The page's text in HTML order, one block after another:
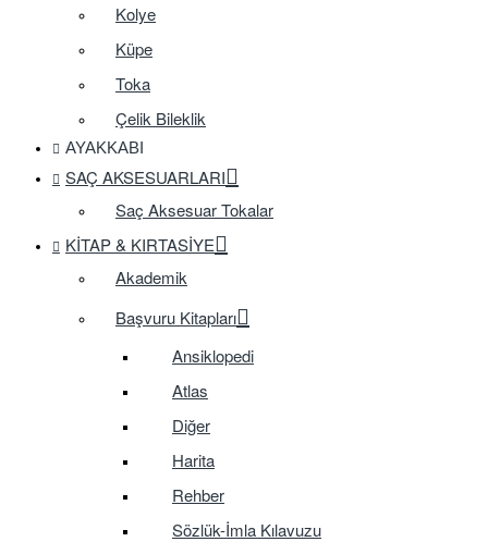
Kolye
Küpe
Toka
Çelik Bileklik
AYAKKABI
SAÇ AKSESUARLARI
Saç Aksesuar Tokalar
KITAP & KIRTASIYE
Akademik
Başvuru Kitapları
Ansiklopedi
Atlas
Diğer
Harita
Rehber
Sözlük-İmla Kılavuzu